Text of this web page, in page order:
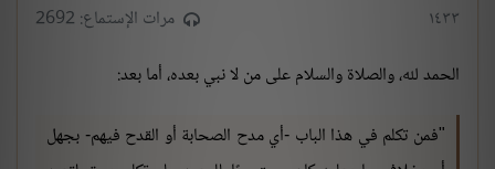
١٤٣٣
مرات الإستماع: 2692
الحمد لله، والصلاة والسلام على من لا نبي بعده، أما بعد:
"فمن تكلم في هذا الباب -أي مدح الصحابة أو القدح فيهم- بجهل